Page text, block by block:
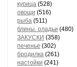
курица (528)
овощи (516)
рыба (511)
блины. оладьи (480)
ЗАКУСКИ (358)
печенье (302)
бродилка (261)
настойки (241)